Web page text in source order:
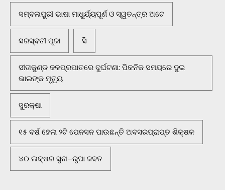
ସମ୍ବଲପୁରୀ ଭାଷା ମାଧୁର୍ଯ୍ୟପୂର୍ଣ ଓ ସ୍ୱତନ୍ତ୍ର ଅଟେ
ସରସ୍ବତୀ ପୂଜା ସି
ସୀତାକୁଣ୍ଡ ଜଳପ୍ରପାତରେ ଦୁର୍ଘଟଣା: ପିକନିକ ସମୟରେ ଦୁଇ
ଭାଇଙ୍କ ମୃତ୍ୟୁ
ସୁରକ୍ଷା
୧୫ ବର୍ଷ ହେଲା ୨ଟି ପେନସନ ପାଉଛନ୍ତି ଅବସରପ୍ରାପ୍ତ ଶିକ୍ଷକ
୪୦ ଲକ୍ଷର ସୁନା–ରୁପା ଜବତ